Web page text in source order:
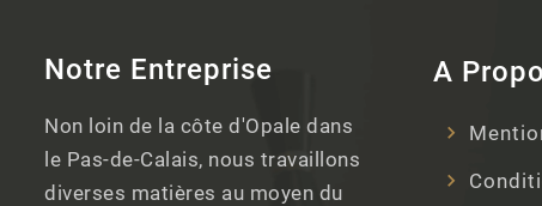
Notre Entreprise
Non loin de la côte d'Opale dans
le Pas-de-Calais, nous travaillons
diverses matières au moyen du
A